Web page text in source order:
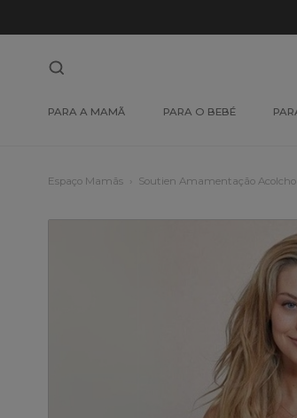
PARA A MAMÃ PARA O BEBÉ
Espaço Mamãs Soutien Amamentação